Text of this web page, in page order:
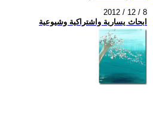
2012 / 12 / 8
ابحاث يسارية واشتراكية وشيوعية